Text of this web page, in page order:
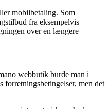
mobilbetaling. Som
fra eksempelvis
over en længere
webbutik burde man i
forretningsbetingelser, men det